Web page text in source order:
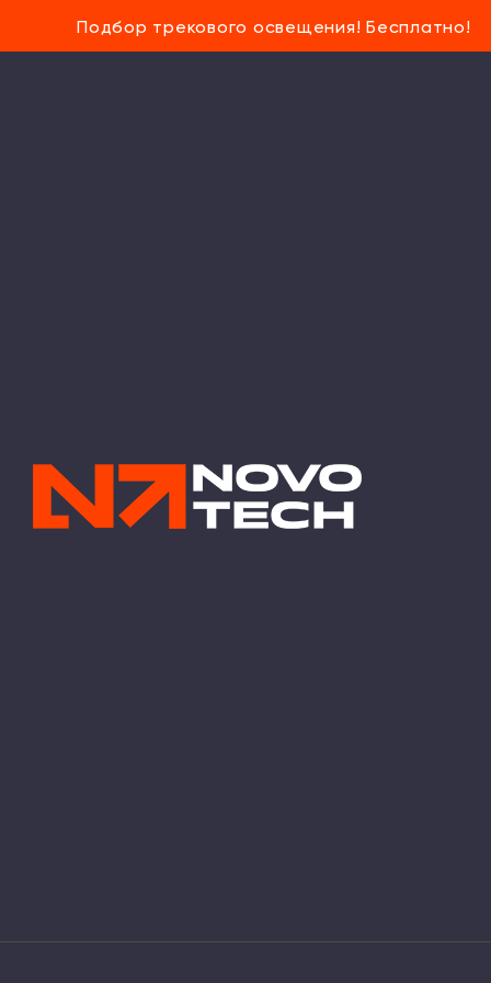
Подбор трекового освещения! Бесплатно!